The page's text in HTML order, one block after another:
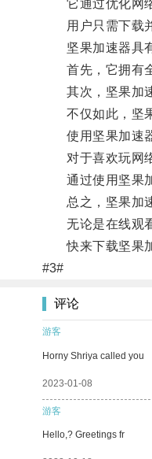
它通过优化网络
用户只需下载并
坚果加速器具有
首先，它拥有全
其次，坚果加速
不仅如此，坚果
使用坚果加速器
对于喜欢玩网络
通过使用坚果加
总之，坚果加速
无论是在线观看
快来下载坚果加
#3#
评论
游客
Horny Shriya called you
2023-01-08
游客
Hello,? Greetings fr